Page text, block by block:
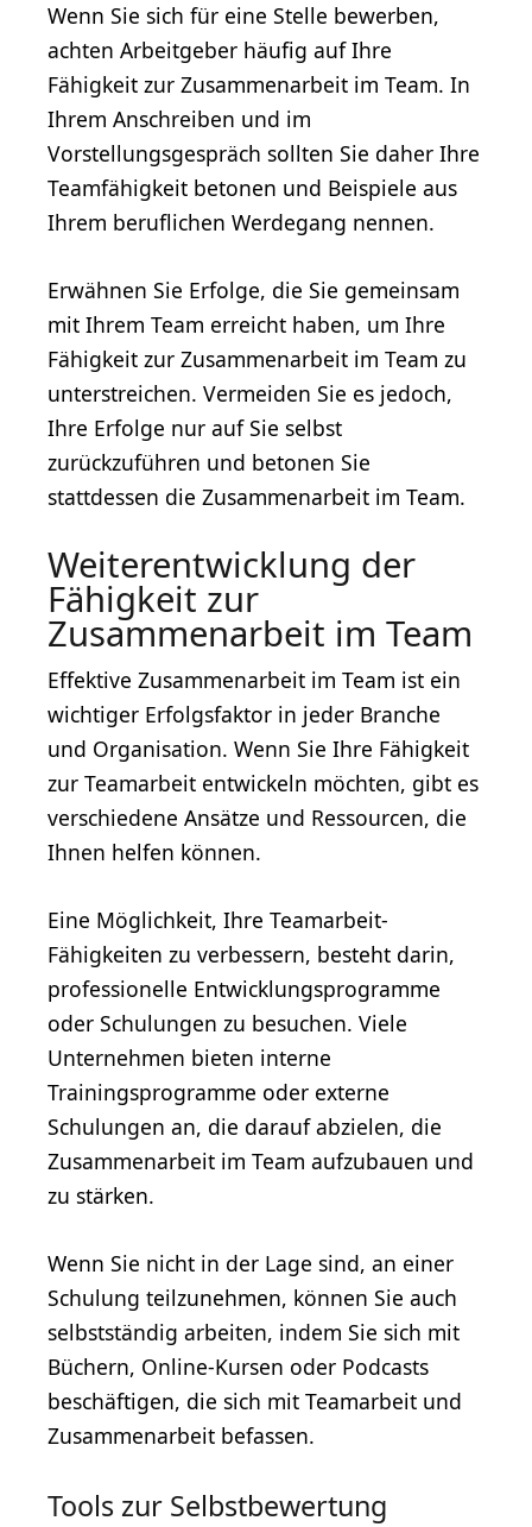
Wenn Sie sich für eine Stelle bewerben,
achten Arbeitgeber häufig auf Ihre
Fähigkeit zur Zusammenarbeit im Team. In
Ihrem Anschreiben und im
Vorstellungsgespräch sollten Sie daher Ihre
Teamfähigkeit betonen und Beispiele aus
Ihrem beruflichen Werdegang nennen.
Erwähnen Sie Erfolge, die Sie gemeinsam
mit Ihrem Team erreicht haben, um Ihre
Fähigkeit zur Zusammenarbeit im Team zu
unterstreichen. Vermeiden Sie es jedoch,
Ihre Erfolge nur auf Sie selbst
zurückzuführen und betonen Sie
stattdessen die Zusammenarbeit im Team.
Weiterentwicklung der
Fähigkeit zur
Zusammenarbeit im Team
Effektive Zusammenarbeit im Team ist ein
wichtiger Erfolgsfaktor in jeder Branche
und Organisation. Wenn Sie Ihre Fähigkeit
zur Teamarbeit entwickeln möchten, gibt es
verschiedene Ansätze und Ressourcen, die
Ihnen helfen können.
Eine Möglichkeit, Ihre Teamarbeit-
Fähigkeiten zu verbessern, besteht darin,
professionelle Entwicklungsprogramme
oder Schulungen zu besuchen. Viele
Unternehmen bieten interne
Trainingsprogramme oder externe
Schulungen an, die darauf abzielen, die
Zusammenarbeit im Team aufzubauen und
zu stärken.
Wenn Sie nicht in der Lage sind, an einer
Schulung teilzunehmen, können Sie auch
selbstständig arbeiten, indem Sie sich mit
Büchern, Online-Kursen oder Podcasts
beschäftigen, die sich mit Teamarbeit und
Zusammenarbeit befassen.
Tools zur Selbstbewertung